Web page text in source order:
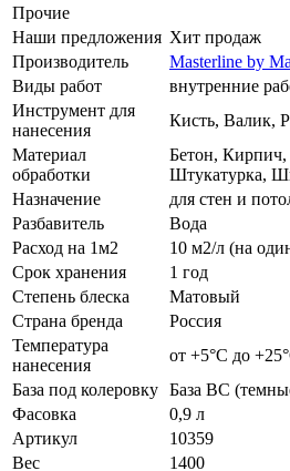
Прочие
Наши предложения Хит продаж
Производитель
Masterline by
Виды работ
внутренние
Инструмент для
нанесения
Кисть, Валик,
Материал
обработки
Бетон, Кирпич,
Штукатурка,
Назначение
для стен и
Разбавитель
Вода
Расход на 1м2
10 м2/л (на
Срок хранения
1 год
Степень блеска
Матовый
Страна бренда
Россия
Температура
нанесения
от +5°С до
База под колеровку База BС
Фасовка
0,9 л
Артикул
10359
Вес
1400